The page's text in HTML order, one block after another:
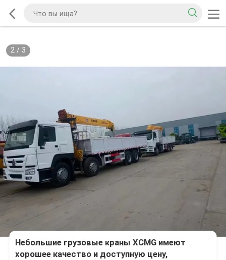
2/ 3
Небольшие грузовые краны XCMG имеют
хорошее качество и доступную цену,